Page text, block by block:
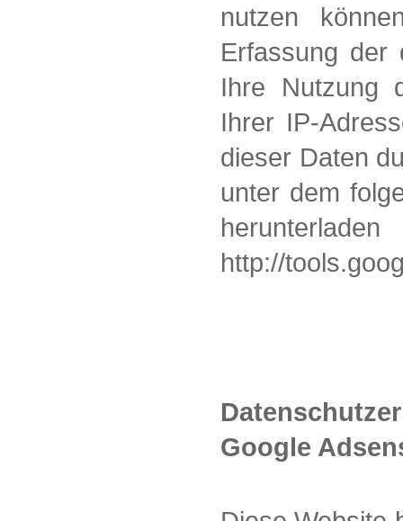
nutzen
Erfassung der
Ihre Nutzung
Ihrer IP-
dieser Daten
unter dem
http://
Google